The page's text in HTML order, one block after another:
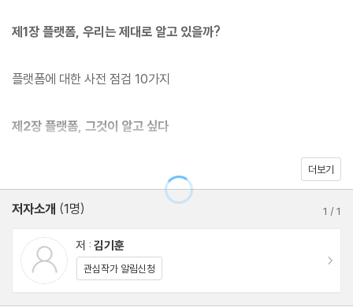
가 꽤 있다. 일례로 아메리칸 익스프레스는 특급 운송 서비스로 시작
리 주위의 대표적인 플랫폼들이 어떤 과정을 거쳐서 진화해 왔는지
랫폼 비즈니스에 대한 현실감 있는 통찰을 제공한다. 아울러 어떻게
하면 전통 기업이 플랫폼 비즈니스를 도입할 수 있을지, 진화의 방향
과 방법을 단계적으로 제시한다. 우리가 친숙하게 알고 있거나 이미
사용하고 있는 다양한 기업의 사례와 구체적인 분석으로 플랫폼의
지속 가능한 성장을 이룰 수 있는 명쾌한 해법을 제시한다.
제1장 플랫폼, 우리는 제대로 알고 있을까?
플랫폼에 대한 사전 점검 10가지
제2장 플랫폼, 그것이 알고 싶다
중개자 역할을 하는 플랫폼은 어떤 것이 있을까?
구글의 경쟁자는 검색엔진 업체일까?
사이좋은 비디오 게임기 삼총사
플랫폼이 분명하지 않은 전기 자동차 시장
플랫폼은 지금까지 볼 수 없었던 새로운 비즈니스 모델?
더보기
저자소개 (1명) 1 /1
저 : 김기훈
관심작가 알림신청